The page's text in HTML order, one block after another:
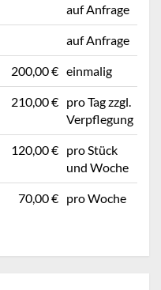
auf Anfrage
auf Anfrage
200,00 € einmalig
210,00 € pro Tag zzgl.
Verpflegung
120,00 € pro Stück
und Woche
70,00 € pro Woche